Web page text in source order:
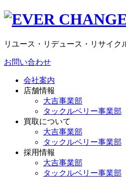
リユース・リデュース・リサイク
お問い合わせ
会社案内
店舗情報
大吉事業部
タックルベリー事業部
買取について
大吉事業部
タックルベリー事業部
採用情報
大吉事業部
タックルベリー事業部